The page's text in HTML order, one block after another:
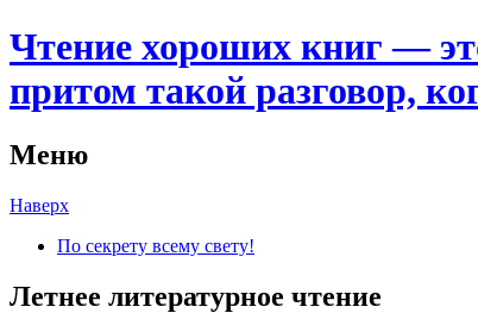
Чтение хороших книг —
притом такой разговор,
Меню
Наверх
По секрету всему свету!
Летнее литературное чтение